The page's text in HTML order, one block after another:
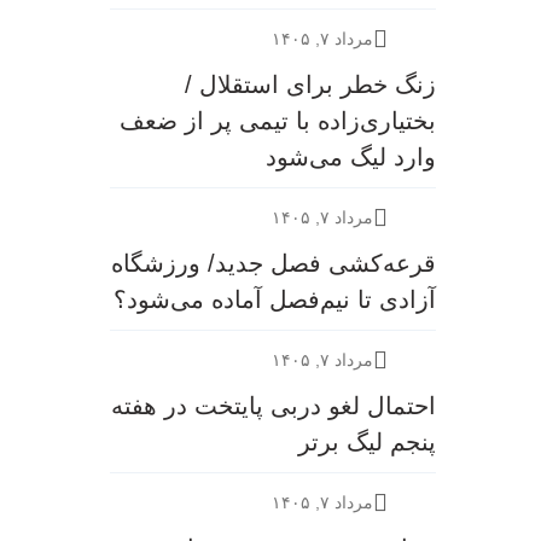
مرداد ۷, ۱۴۰۵
زنگ خطر برای استقلال /
بختیاری‌زاده با تیمی پر از ضعف
وارد لیگ می‌شود
مرداد ۷, ۱۴۰۵
قرعه‎‌کشی فصل جدید/ ورزشگاه
آزادی تا نیم‌فصل آماده می‌شود؟
مرداد ۷, ۱۴۰۵
احتمال لغو دربی پایتخت در هفته
پنجم لیگ برتر
مرداد ۷, ۱۴۰۵